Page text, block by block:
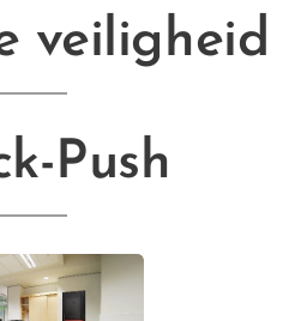
veiligheid
Push